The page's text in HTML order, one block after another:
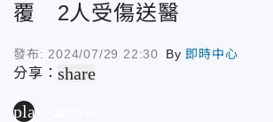
覆 2人受傷送醫
發布: 2024/07/29 22:30 By 即時中心
分享：share
play_arrow